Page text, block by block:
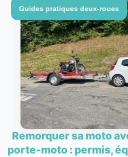
Guides pratiques deux-roues
Remorquer sa moto
porte-moto : permis,